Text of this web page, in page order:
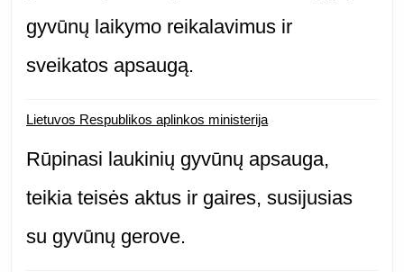
gyvūnų laikymo reikalavimus ir
sveikatos apsaugą.
Lietuvos Respublikos aplinkos ministerija
Rūpinasi laukinių gyvūnų apsauga,
teikia teisės aktus ir gaires, susijusias
su gyvūnų gerove.